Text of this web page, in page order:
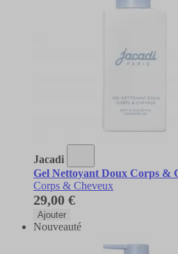
Jacadi
Gel Nettoyant Doux Corps &
Corps & Cheveux
29,00 €
Ajouter
Nouveauté